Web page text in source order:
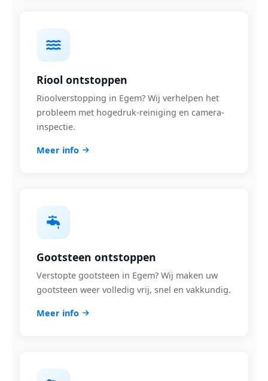
Riool ontstoppen
Rioolverstopping in Egem? Wij verhelpen het
probleem met hogedruk-reiniging en camera-
inspectie.
Meer info
Gootsteen ontstoppen
Verstopte gootsteen in Egem? Wij maken uw
gootsteen weer volledig vrij, snel en vakkundig.
Meer info